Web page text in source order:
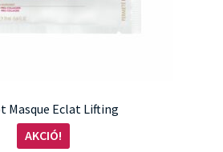
Masque Eclat Lifting
AKCIÓ!